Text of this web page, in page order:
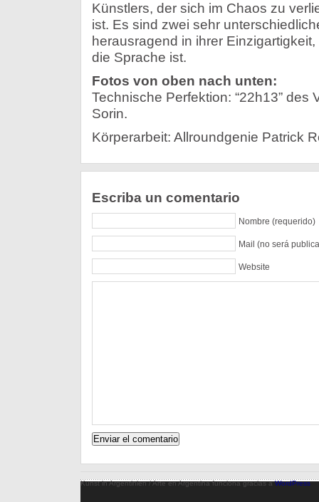
Künstlers, der sich im Chaos zu
ist. Es sind zwei sehr
herausragend in ihrer
die Sprache ist.
Fotos von oben nach unten:
Technische Perfektion: “22h13” des
Sorin.
Körperarbeit: Allroundgenie Patrick
Escriba un comentario
Nombre (requerido)
Mail (no será
Website
Kunst in Argentinien / Arte en Argentina funciona gracias aWordPress